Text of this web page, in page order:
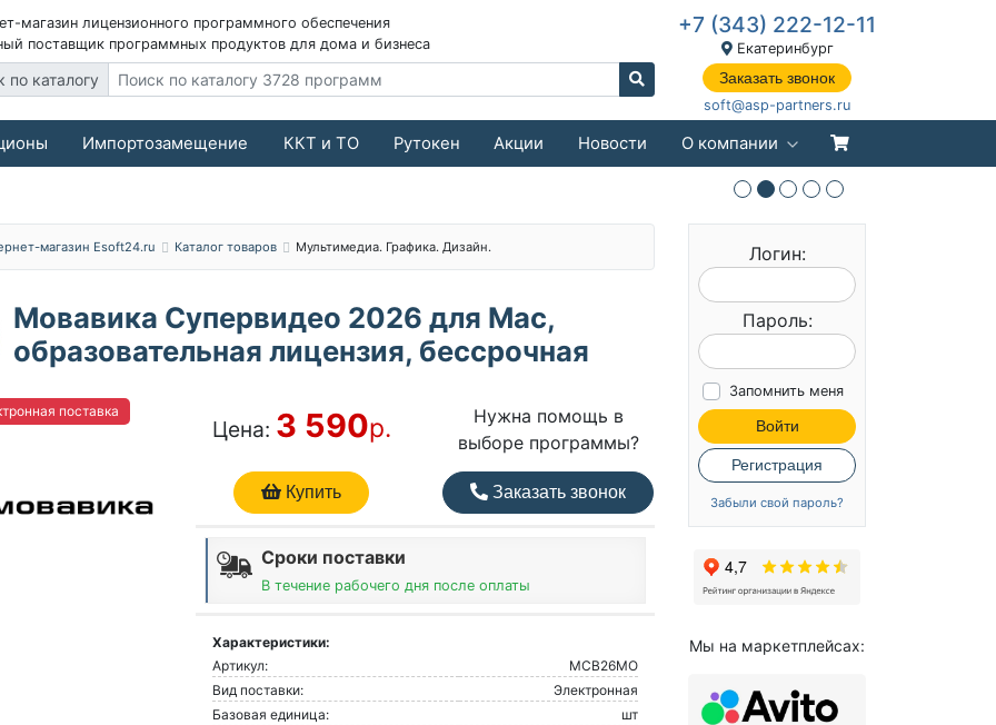
магазин лицензионного программного обеспечения
поставщик программных продуктов для дома и бизнеса
по каталогу
+7 (343) 222-12-11
Екатеринбург
Заказать звонок
soft@asp-partners.ru
Импортозамещение ККТ и ТО Рутокен Акции Новости О компании
магазин Esoft24.ru Каталог товаров Мультимедиа. Графика. Дизайн.
Мовавика Супервидео 2026 для Мас,
образовательная лицензия, бессрочная
поставка
Цена: 3 590р.
Купить
Нужна помощь в
выборе программы?
Заказать звонок
Сроки поставки
В течение рабочего дня после оплаты
Характеристики:
Артикул:
МСВ26МО
Вид поставки:
Электронная
Базовая единица:
шт
Логин:
Пароль:
Запомнить меня
Войти
Регистрация
Забыли свой пароль?
Мы на маркетплейсах: